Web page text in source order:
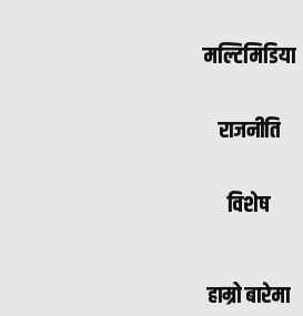
मल्टिमिडिया
राजनीति
विशेष
हाम्रो बारेमा